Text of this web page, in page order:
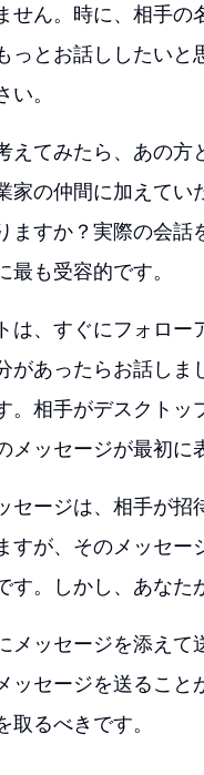
せん。時に、相手の
っとお話ししたいと
い。
えてみたら、あの
家の仲間に加えてい
ますか？実際の会話
最も受容的です。
は、すぐにフォロー
があったらお話し
。相手がデスクト
メッセージが最初に
セージは、相手が招
すが、そのメッセー
す。しかし、あなた
メッセージを添えて
ッセージを送るこ
取るべきです。